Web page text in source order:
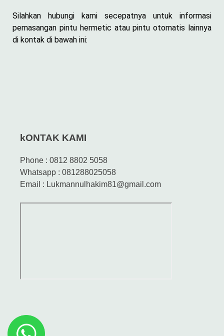
Silahkan hubungi kami secepatnya untuk informasi
pemasangan pintu hermetic atau pintu otomatis lainnya
di kontak di bawah ini:
kONTAK KAMI
Phone : 0812 8802 5058
Whatsapp : 081288025058
Email : Lukmannulhakim81@gmail.com